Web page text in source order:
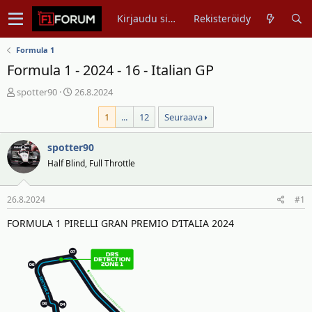
Kirjaudu sisään Rekisteröidy
Formula 1
Formula 1 - 2024 - 16 - Italian GP
V
s
t
i
k
e
t
u
spotter90
A
i
t
u
p
v
m
ä
26.8.2024
1
... 12 Seuraava
spotter90
Half Blind, Full Throttle
26.8.2024 #1
FORMULA 1 PIRELLI GRAN PREMIO D’ITALIA 2024